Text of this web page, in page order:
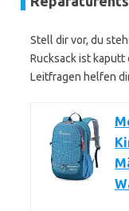
Stell dir vor, du
Rucksack ist
Leitfragen helfen